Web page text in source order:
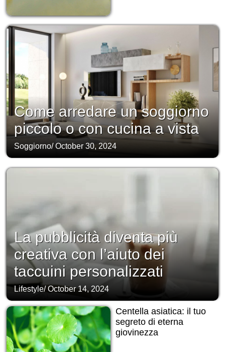
Come arredare un soggiorno
piccolo o con cucina a vista
Soggiorno/October 30, 2024
La pubblicità diventa più
creativa con l’aiuto dei
taccuini personalizzati
Lifestyle/October 14, 2024
Centella asiatica: il tuo
segreto di eterna
giovinezza